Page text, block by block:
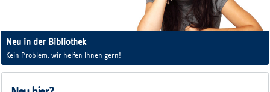
Neu in der Bibliothek
und irgendwie keinen Plan?
Kein Problem, wir helfen Ihnen gern!